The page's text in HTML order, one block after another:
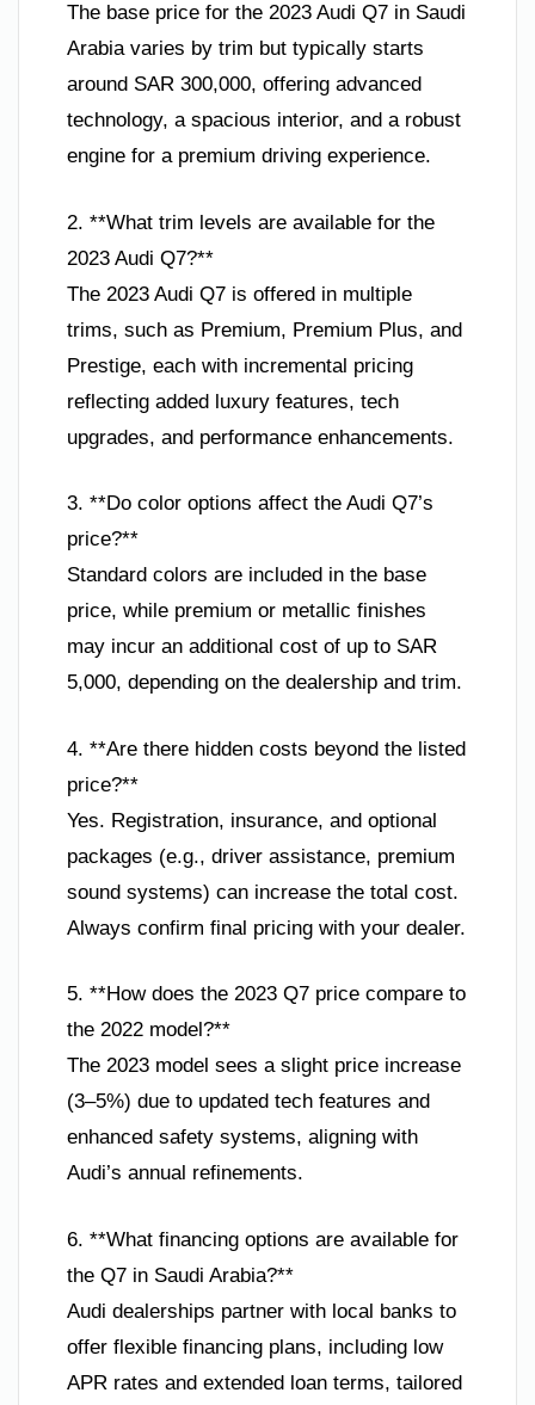
The base price for the 2023 Audi Q7 in Saudi
Arabia varies by trim but typically starts
around SAR 300,000, offering advanced
technology, a spacious interior, and a robust
engine for a premium driving experience.
2. **What trim levels are available for the
2023 Audi Q7?**
The 2023 Audi Q7 is offered in multiple
trims, such as Premium, Premium Plus, and
Prestige, each with incremental pricing
reflecting added luxury features, tech
upgrades, and performance enhancements.
3. **Do color options affect the Audi Q7’s
price?**
Standard colors are included in the base
price, while premium or metallic finishes
may incur an additional cost of up to SAR
5,000, depending on the dealership and trim.
4. **Are there hidden costs beyond the listed
price?**
Yes. Registration, insurance, and optional
packages (e.g., driver assistance, premium
sound systems) can increase the total cost.
Always confirm final pricing with your dealer.
5. **How does the 2023 Q7 price compare to
the 2022 model?**
The 2023 model sees a slight price increase
(3–5%) due to updated tech features and
enhanced safety systems, aligning with
Audi’s annual refinements.
6. **What financing options are available for
the Q7 in Saudi Arabia?**
Audi dealerships partner with local banks to
offer flexible financing plans, including low
APR rates and extended loan terms, tailored